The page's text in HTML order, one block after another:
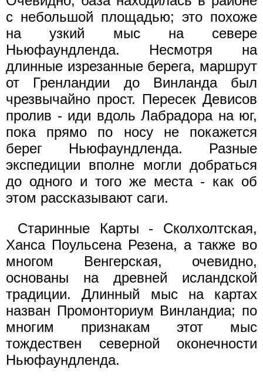
с небольшой площадью; это похоже
на узкий мыс на севере
Ньюфаундленда. Несмотря на
длинные изрезанные берега, маршрут
от Гренландии до Винланда был
чрезвычайно прост. Пересек Девисов
пролив - иди вдоль Лабрадора на юг,
пока прямо по носу не покажется
берег Ньюфаундленда. Разные
экспедиции вполне могли добраться
до одного и того же места - как об
этом рассказывают саги.
Старинные Карты - Сколхолтская,
Ханса Поульсена Резена, а также во
многом Венгерская, очевидно,
основаны на древней исландской
традиции. Длинный мыс на картах
назван Промонториум Винландиа; по
многим признакам этот мыс
тождествен северной оконечности
Ньюфаундленда.